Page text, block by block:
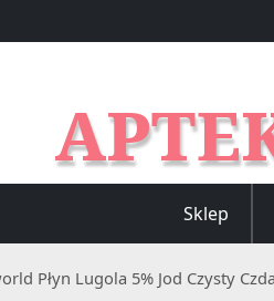
Sklep
Płyn Lugola 5% Jod Czysty